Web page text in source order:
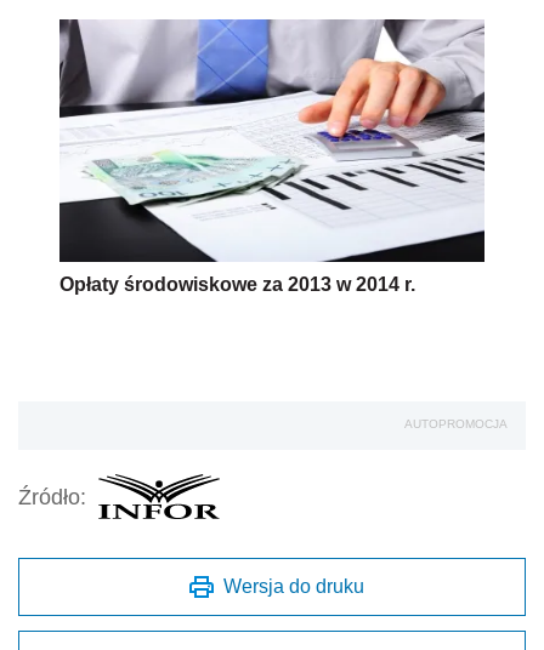
Opłaty środowiskowe za 2013 w 2014 r.
AUTOPROMOCJA
Źródło:
Wersja do druku